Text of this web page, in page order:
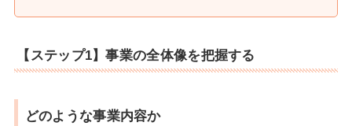
【ステップ1】事業の全体像を把握する
どのような事業内容か